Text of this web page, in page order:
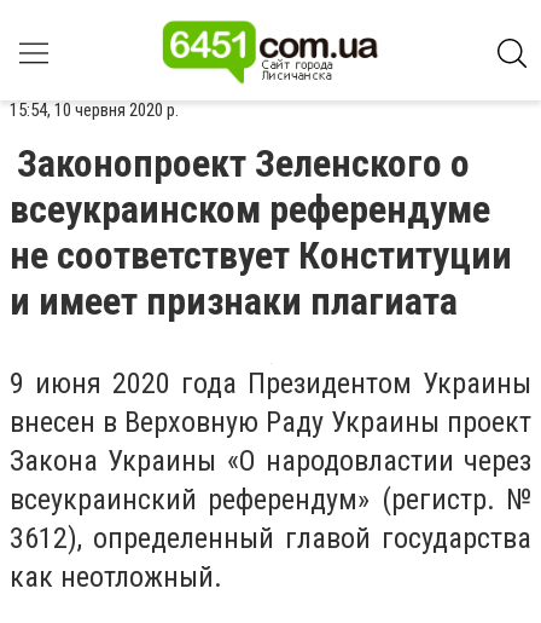
15:54, 10 червня 2020 р.
Законопроект Зеленского о
всеукраинском референдуме
не соответствует Конституции
и имеет признаки плагиата
9 июня 2020 года Президентом Украины
внесен в Верховную Раду Украины проект
Закона Украины «О народовластии через
всеукраинский референдум» (регистр. №
3612), определенный главой государства
как неотложный.